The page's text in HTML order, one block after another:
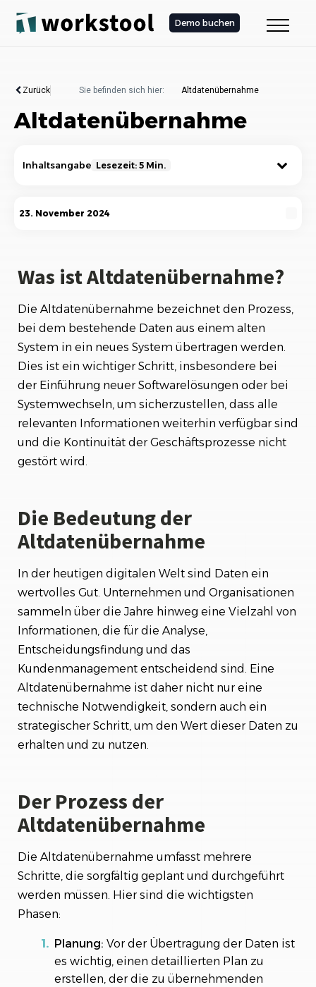
Demo buchen
Zurück Sie befinden sich hier: Altdatenübernahme
Altdatenübernahme
Inhaltsangabe Lesezeit: 5 Min.
Was ist Altdatenübernahme?
Der Prozess der Altdatenübernahme
Altdatenübernahme
Fazit
Zusammenfassung
23. November 2024
Was ist Altdatenübernahme?
Die Altdatenübernahme bezeichnet den Prozess,
bei dem bestehende Daten aus einem alten
System in ein neues System übertragen werden.
Dies ist ein wichtiger Schritt, insbesondere bei
der Einführung neuer Softwarelösungen oder bei
Systemwechseln, um sicherzustellen, dass alle
relevanten Informationen weiterhin verfügbar sind
und die Kontinuität der Geschäftsprozesse nicht
gestört wird.
Die Bedeutung der
Altdatenübernahme
In der heutigen digitalen Welt sind Daten ein
wertvolles Gut. Unternehmen und Organisationen
sammeln über die Jahre hinweg eine Vielzahl von
Informationen, die für die Analyse,
Entscheidungsfindung und das
Kundenmanagement entscheidend sind. Eine
Altdatenübernahme ist daher nicht nur eine
technische Notwendigkeit, sondern auch ein
strategischer Schritt, um den Wert dieser Daten zu
erhalten und zu nutzen.
Der Prozess der
Altdatenübernahme
Die Altdatenübernahme umfasst mehrere
Schritte, die sorgfältig geplant und durchgeführt
werden müssen. Hier sind die wichtigsten
Phasen:
Planung: Vor der Übertragung der Daten ist
es wichtig, einen detaillierten Plan zu
erstellen, der die zu übernehmenden